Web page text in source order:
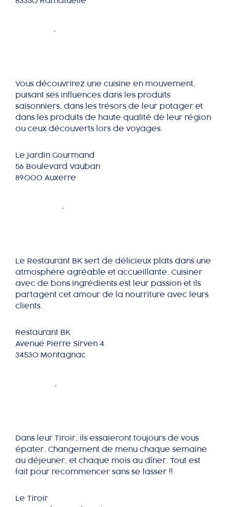
,
Vous découvrirez une cuisine en mouvement,
puisant ses influences dans les produits
saisonniers, dans les trésors de leur potager et
dans les produits de haute qualité de leur région
ou ceux découverts lors de voyages.
Le Jardin Gourmand
56 Boulevard Vauban
89000 Auxerre
,
Le Restaurant BK sert de délicieux plats dans une
atmosphère agréable et accueillante. Cuisiner
avec de bons ingrédients est leur passion et ils
partagent cet amour de la nourriture avec leurs
clients.
Restaurant BK
Avenue Pierre Sirven 4
34530 Montagnac
,
Dans leur Tiroir, ils essaieront toujours de vous
épater. Changement de menu chaque semaine
au déjeuner, et chaque mois au dîner. Tout est
fait pour recommencer sans se lasser !!
Le Tiroir